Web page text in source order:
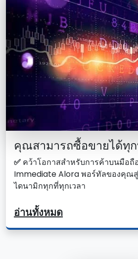
คุณสามารถซื้อขายได้ทุ
✅ คว้าโอกาสสําหรับการค้าบนมือถื
Immediate Alora พอร์ทัลของคุณ
ไดนามิกทุกที่ทุกเวลา
อ่านทั้งหมด